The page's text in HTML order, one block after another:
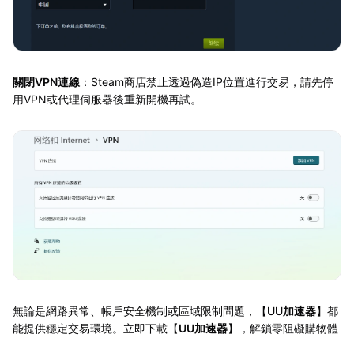
關閉VPN連線 ：Steam商店禁止透過偽造IP位置進行交易，請先停
用VPN或代理伺服器後重新開機再試。
無論是網路異常、帳戶安全機制或區域限制問題，【UU加速器】都
能提供穩定交易環境。立即下載【UU加速器】，解鎖零阻礙購物體